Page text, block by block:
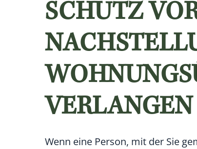
CHUTZ VOR
ERLANGEN
Wenn eine Person, mit der Sie